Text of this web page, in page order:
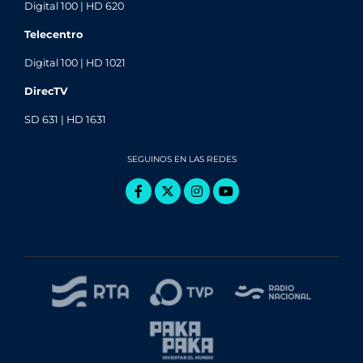
Digital 100 | HD 620
Telecentro
Digital 100 | HD 1021
DirecTV
SD 631 | HD 1631
SEGUINOS EN LAS REDES